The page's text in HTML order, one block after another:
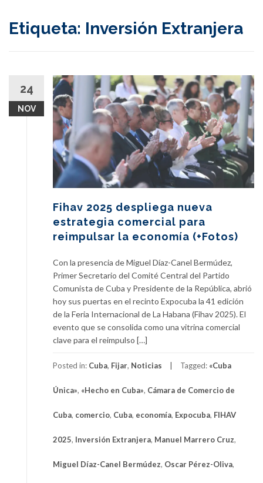
Etiqueta: Inversión Extranjera
24
NOV
Fihav 2025 despliega nueva
estrategia comercial para
reimpulsar la economía (+Fotos)
Con la presencia de Miguel Díaz-Canel Bermúdez,
Primer Secretario del Comité Central del Partido
Comunista de Cuba y Presidente de la República, abrió
hoy sus puertas en el recinto Expocuba la 41 edición
de la Feria Internacional de La Habana (Fihav 2025). El
evento que se consolida como una vitrina comercial
clave para el reimpulso […]
Posted in: Cuba, Fijar, Noticias Tagged: «Cuba
Única», «Hecho en Cuba», Cámara de Comercio de
Cuba, comercio, Cuba, economía, Expocuba, FIHAV
2025, Inversión Extranjera, Manuel Marrero Cruz,
Miguel Díaz-Canel Bermúdez, Oscar Pérez-Oliva,